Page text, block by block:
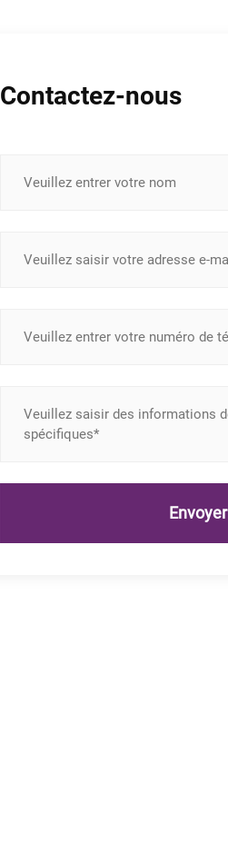
Contactez-nous
Envoyer